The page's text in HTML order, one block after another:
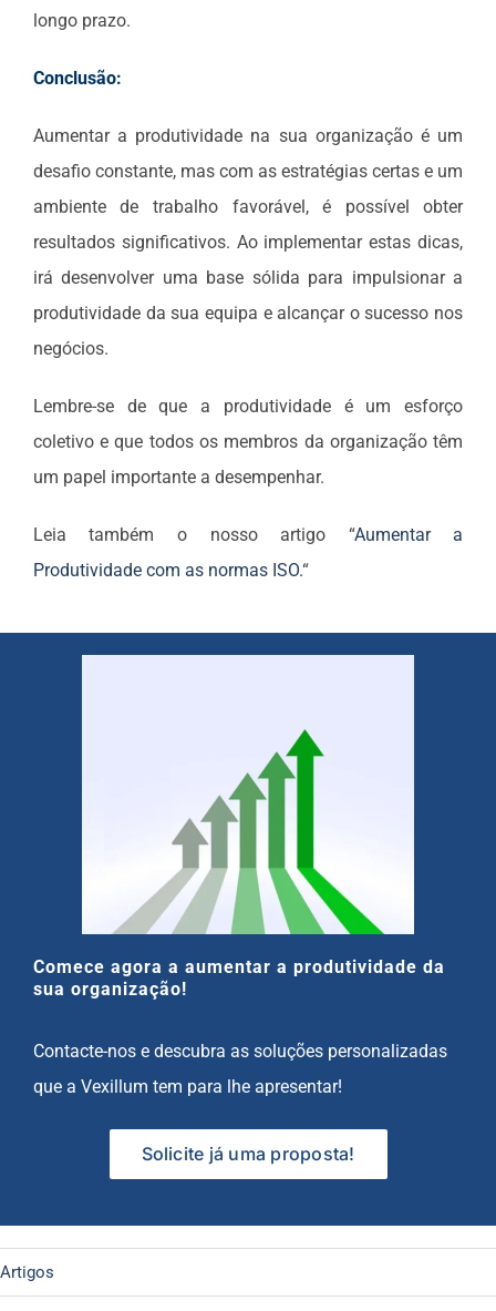
longo prazo.
Conclusão:
Aumentar a produtividade na sua organização é um
desafio constante, mas com as estratégias certas e um
ambiente de trabalho favorável, é possível obter
resultados significativos. Ao implementar estas dicas,
irá desenvolver uma base sólida para impulsionar a
produtividade da sua equipa e alcançar o sucesso nos
negócios.
Lembre-se de que a produtividade é um esforço
coletivo e que todos os membros da organização têm
um papel importante a desempenhar.
Leia também o nosso artigo “Aumentar a
Produtividade com as normas ISO.“
Comece agora a aumentar a produtividade da
sua organização!
Contacte-nos e descubra as soluções personalizadas
que a Vexillum tem para lhe apresentar!
Solicite já uma proposta!
Artigos